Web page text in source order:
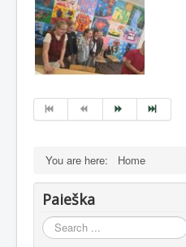
You are here: Home
Paieška
Search
...